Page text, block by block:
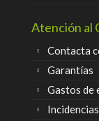
Atención al
Contacta
Garantías
Gastos de